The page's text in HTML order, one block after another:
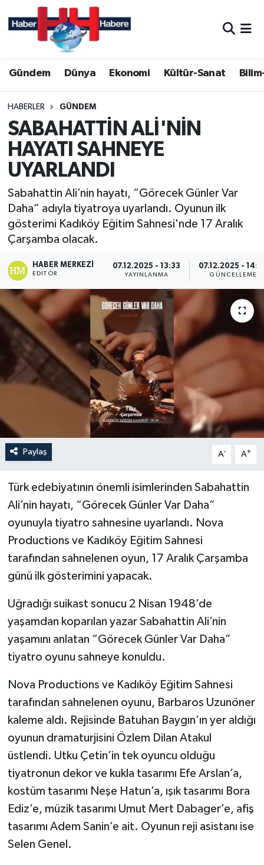
Gündem Dünya Ekonomi Kültür-Sanat
HABERLER GÜNDEM
SABAHATTİN ALİ'NİN
HAYATI SAHNEYE
UYARLANDI
Sabahattin Ali’nin hayatı, “Görecek Günler Var
Daha” adıyla tiyatroya uyarlandı. Oyunun ilk
gösterimi Kadıköy Eğitim Sahnesi'nde 17 Aralık
Çarşamba olacak.
HABER MERKEZI
EDITÖR
07.12.2025 - 13:33
YAYINLANMA
07.12.2025 -
GÜNCELLEME
Paylaş A- A+
Türk edebiyatının önemli isimlerinden Sabahattin
Ali’nin hayatı, “Görecek Günler Var Daha”
oyunuyla tiyatro sahnesine uyarlandı. Nova
Productions ve Kadıköy Eğitim Sahnesi
tarafından sahnelenen oyun, 17 Aralık Çarşamba
günü ilk gösterimini yapacak.
Uğradığı suikast sonucu 2 Nisan 1948’de
yaşamdan koparılan yazar Sabahattin Ali’nin
yaşamını anlatan “Görecek Günler Var Daha”
tiyatro oyunu sahneye konuldu.
Nova Productions ve Kadıköy Eğitim Sahnesi
tarafından sahnelenen oyunu, Barbaros Uzunöner
kaleme aldı. Rejisinde Batuhan Baygın’ın yer aldığı
oyunun dramaturjisini Özlem Dilan Atakul
üstlendi. Utku Çetin’in tek oyuncu olduğu
tiyatronun dekor ve kukla tasarımı Efe Arslan’a,
kostüm tasarımı Neşe Hatun’a, ışık tasarımı Bora
Ediz’e, müzik tasarımı Umut Mert Dabager’e, afiş
tasarımı Adem Sanin’e ait. Oyunun reji asistanı ise
Selen Genel.
Hava Durumu
Trafik Durumu
Süper Lig Puan Durumu ve Fikstür
Tüm Manşetler
Son Dakika Haberleri
Haber Arşivi